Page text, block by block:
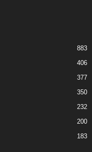
883
406
377
350
232
200
183